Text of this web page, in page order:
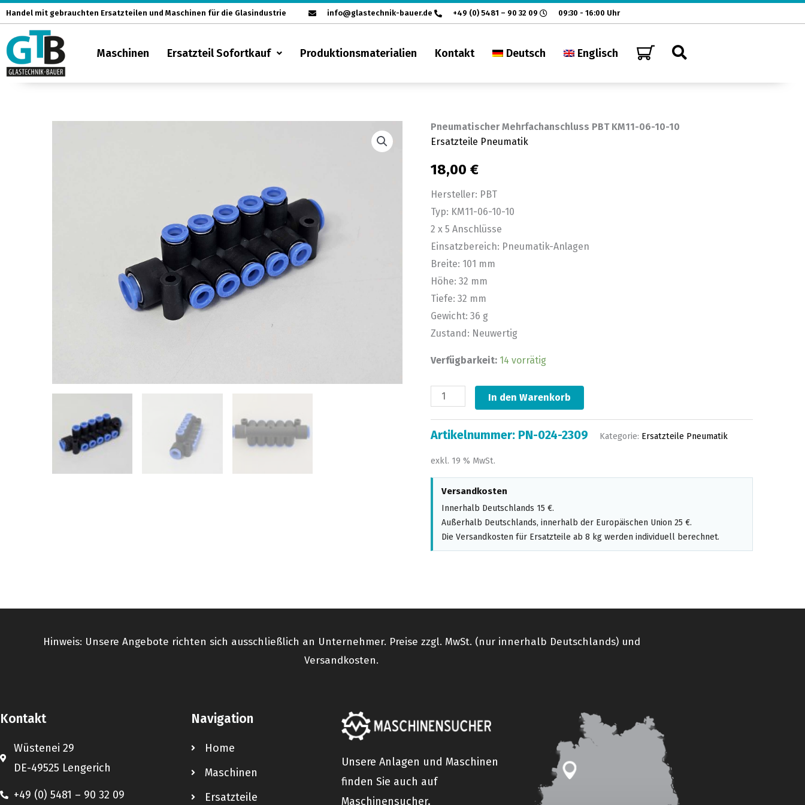
Zum
Inhalt
springen
Handel mit gebrauchten Ersatzteilen und Maschinen für die Glasindustrie info@glastechnik-bauer.de +49 (0) 5481 – 90 32 09 09:30 - 16:00 Uhr
Maschinen Ersatzteil Sofortkauf Produktionsmaterialien Kontakt Deutsch Englisch
Pneumatischer Mehrfachanschluss PBT KM11-06-10-10
Ersatzteile Pneumatik
18,00 €
Hersteller: PBT
Typ: KM11-06-10-10
2 x 5 Anschlüsse
Einsatzbereich: Pneumatik-Anlagen
Breite: 101 mm
Höhe: 32 mm
Tiefe: 32 mm
Gewicht: 36 g
Zustand: Neuwertig
Verfügbarkeit: 14 vorrätig
Pneumatischer
Mehrfachanschluss
PBT
06-
10-
10
Menge
In den Warenkorb
Artikelnummer: PN-024-2309 Kategorie: Ersatzteile Pneumatik
exkl. 19 % MwSt.
Versandkosten
Innerhalb Deutschlands 15 €.
Außerhalb Deutschlands, innerhalb der Europäischen Union 25 €.
Die Versandkosten für Ersatzteile ab 8 kg werden individuell berechnet.
Hinweis: Unsere Angebote richten sich ausschließlich an Unternehmer. Preise zzgl. MwSt. (nur innerhalb Deutschlands) und
Versandkosten.
Kontakt
Wüstenei 29
DE-49525 Lengerich
+49 (0) 5481 – 90 32 09
Navigation
Home
Maschinen
Ersatzteile
Unsere Anlagen und Maschinen
finden Sie auch auf
Maschinensucher.